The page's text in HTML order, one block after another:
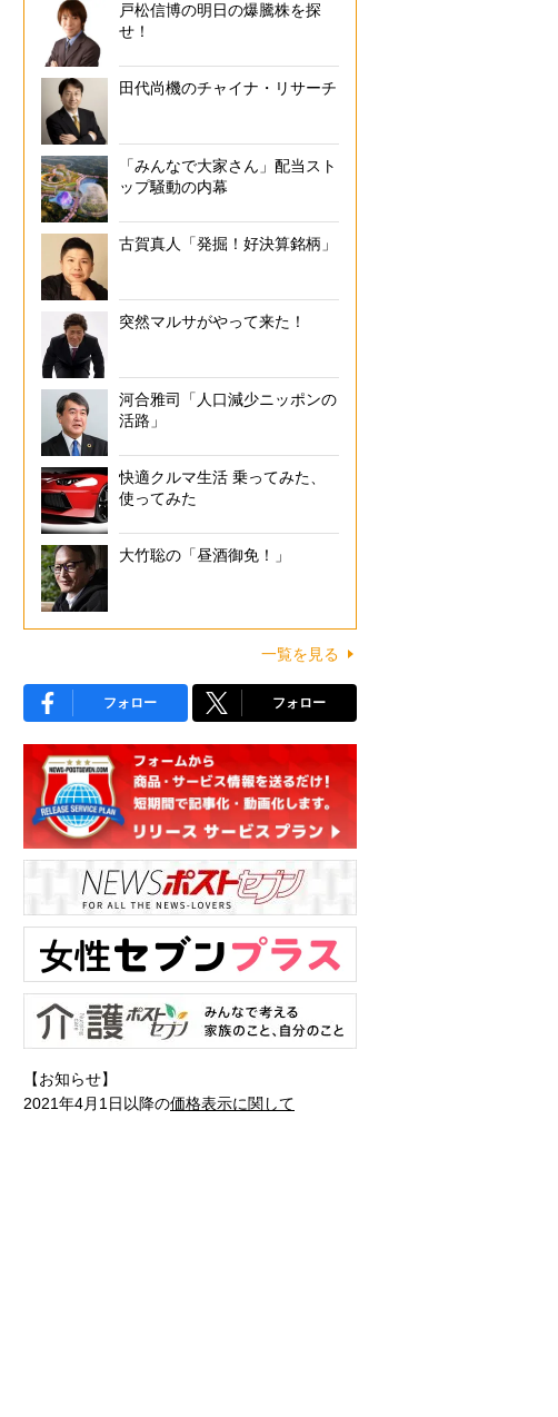
戸松信博の明日の爆騰株を探
せ！
田代尚機のチャイナ・リサーチ
「みんなで大家さん」配当スト
ップ騒動の内幕
古賀真人「発掘！好決算銘柄」
突然マルサがやって来た！
河合雅司「人口減少ニッポンの
活路」
快適クルマ生活 乗ってみた、
使ってみた
大竹聡の「昼酒御免！」
一覧を見る
フォロー フォロー
【お知らせ】
2021年4月1日以降の価格表示に関して